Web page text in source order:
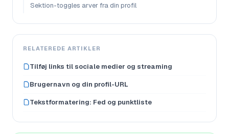
Sektion-toggles arver fra din profil
RELATEREDE ARTIKLER
Tilføj links til sociale medier og streaming
Brugernavn og din profil-URL
Tekstformatering: Fed og punktliste